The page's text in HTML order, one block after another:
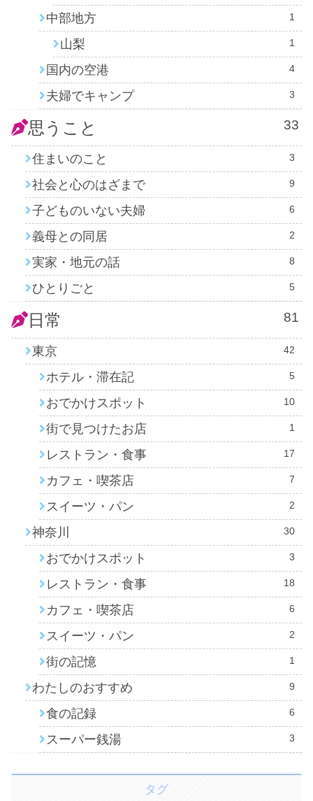
中部地方 1
山梨 1
国内の空港 4
夫婦でキャンプ 3
思うこと 33
住まいのこと 3
社会と心のはざまで 9
子どものいない夫婦 6
義母との同居 2
実家・地元の話 8
ひとりごと 5
日常 81
東京 42
ホテル・滞在記 5
おでかけスポット 10
街で見つけたお店 1
レストラン・食事 17
カフェ・喫茶店 7
スイーツ・パン 2
神奈川 30
おでかけスポット 3
レストラン・食事 18
カフェ・喫茶店 6
スイーツ・パン 2
街の記憶 1
わたしのおすすめ 9
食の記録 6
スーパー銭湯 3
タグ